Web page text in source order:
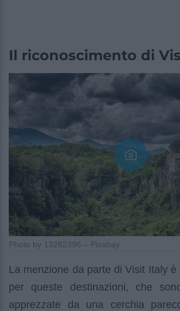
Il riconoscimento di
Photo by 13282396 – Pixabay
La menzione da parte di Visit Italy è
per queste destinazioni, che
apprezzate da una cerchia